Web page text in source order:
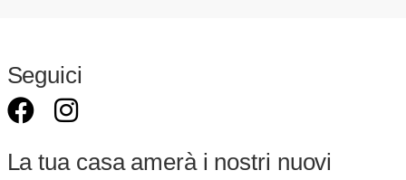
Seguici
La tua casa amerà i nostri nuovi